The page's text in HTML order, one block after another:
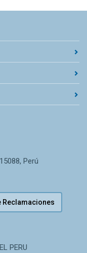
Perú
Reclamaciones
PERU